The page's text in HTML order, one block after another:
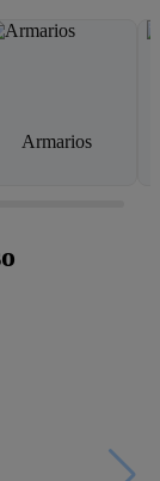
Armarios